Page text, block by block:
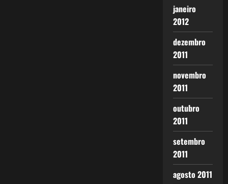
janeiro
2012
dezembro
2011
novembro
2011
outubro
2011
setembro
2011
agosto 2011